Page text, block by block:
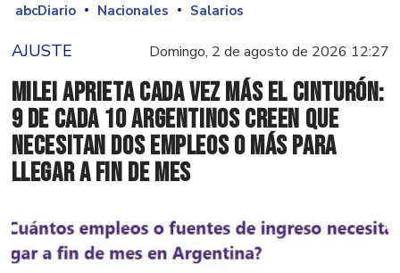
abcDiario Nacionales Salarios
AJUSTE Domingo, 2 de agosto de 2026 12:27
Milei aprieta cada vez más el cinturón:
9 de cada 10 argentinos creen que
necesitan dos empleos o más para
llegar a fin de mes